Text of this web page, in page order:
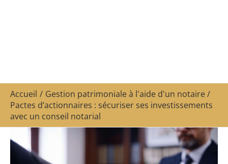
Accueil
Gestion patrimoniale à l'aide d'un notaire
Pactes d’actionnaires : sécuriser ses investissements
avec un conseil notarial